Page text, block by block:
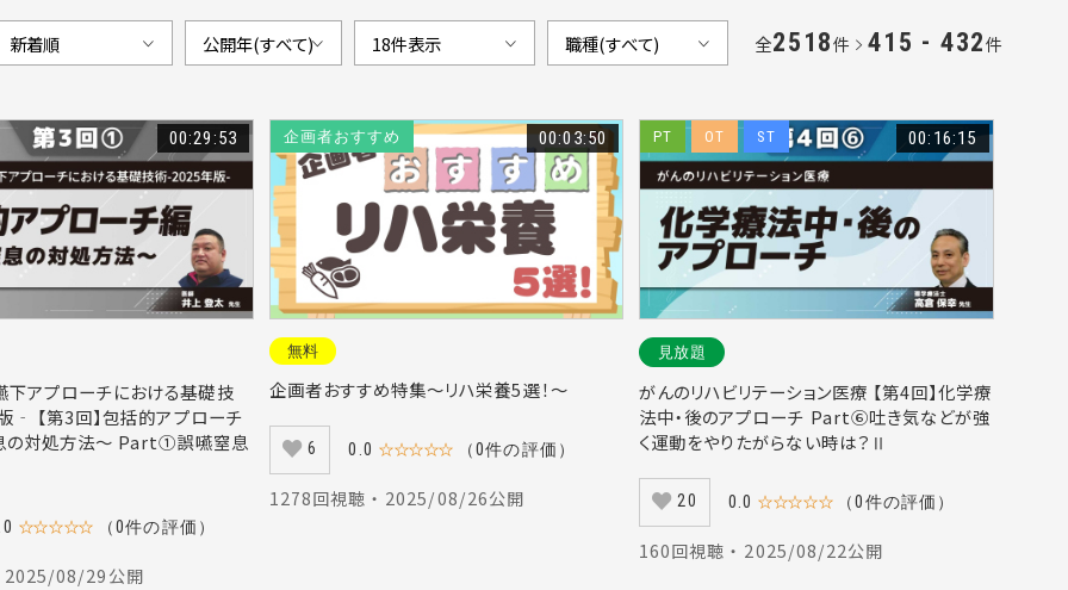
全2518件 415 - 432件
00:29:53
下アプローチにおける基礎技
【第3回】包括的アプローチ
の対処方法～ Part①誤嚥窒息
☆☆☆☆☆ （0件の評価）
2025/08/29公開
企画者おすすめ 00:03:50
無料
企画者おすすめ特集～リハ栄養5選！～
6 0.0 ☆☆☆☆☆ （0件の評価）
1278回視聴 ・ 2025/08/26公開
PT OT ST 00:16:15
見放題
がんのリハビリテーション医療 【第4回】化学療
法中・後のアプローチ Part⑥吐き気などが強
く運動をやりたがらない時は？Ⅱ
20 0.0 ☆☆☆☆☆ （0件の評価）
160回視聴 ・ 2025/08/22公開